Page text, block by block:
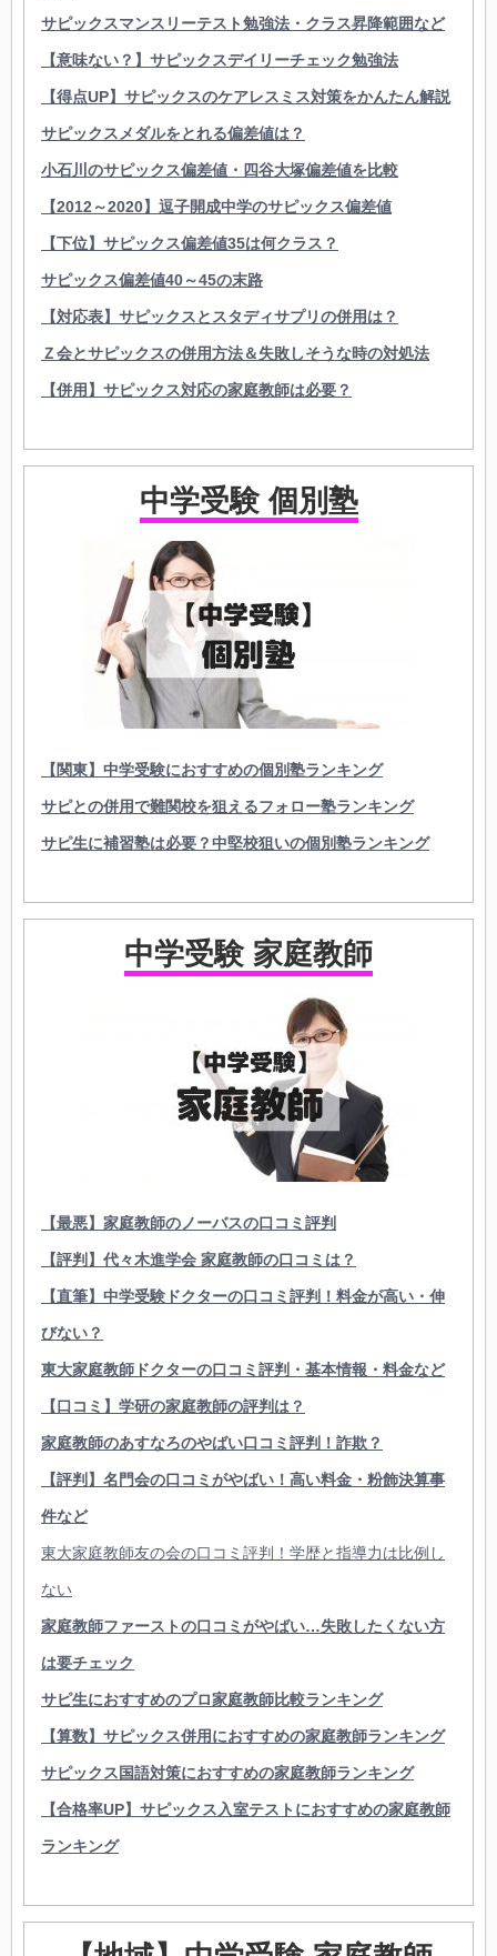
サピックスマンスリーテスト勉強法・クラス昇降範囲など
【意味ない？】サピックスデイリーチェック勉強法
【得点UP】サピックスのケアレスミス対策をかんたん解説
サピックスメダルをとれる偏差値は？
小石川のサピックス偏差値・四谷大塚偏差値を比較
【2012～2020】逗子開成中学のサピックス偏差値
【下位】サピックス偏差値35は何クラス？
サピックス偏差値40～45の末路
【対応表】サピックスとスタディサプリの併用は？
Ｚ会とサピックスの併用方法＆失敗しそうな時の対処法
【併用】サピックス対応の家庭教師は必要？
中学受験 個別塾
【関東】中学受験におすすめの個別塾ランキング
サピとの併用で難関校を狙えるフォロー塾ランキング
サピ生に補習塾は必要？中堅校狙いの個別塾ランキング
中学受験 家庭教師
【最悪】家庭教師のノーバスの口コミ評判
【評判】代々木進学会 家庭教師の口コミは？
【直筆】中学受験ドクターの口コミ評判！料金が高い・伸
びない？
東大家庭教師ドクターの口コミ評判・基本情報・料金など
【口コミ】学研の家庭教師の評判は？
家庭教師のあすなろのやばい口コミ評判！詐欺？
【評判】名門会の口コミがやばい！高い料金・粉飾決算事
件など
東大家庭教師友の会の口コミ評判！学歴と指導力は比例し
ない
家庭教師ファーストの口コミがやばい…失敗したくない方
は要チェック
サピ生におすすめのプロ家庭教師比較ランキング
【算数】サピックス併用におすすめの家庭教師ランキング
サピックス国語対策におすすめの家庭教師ランキング
【合格率UP】サピックス入室テストにおすすめの家庭教師
ランキング